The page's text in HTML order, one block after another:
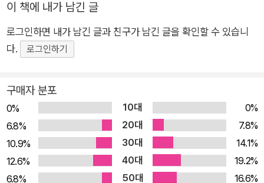
새를 철학적 관점으로 이야기해나갔다면, 이번 책에서는 한 인간
이 태어나고 살아가는 가운데 어떻게 사회 안에서 주체가 되어가
는지를 미셸 푸코(Michel Foucault), 자크 라캉(Jacques Laca
나간다. 저자는 “통일된 시점이나 필연성, 전체성을 보장하는 것
은 절대로 존재하지 않음을 ‘야전과 영원’이라는 개념을 통해 이
야기하며 이 세 사람의 텍스트를 면밀하게 읽어나간다. 그리고 이
를 통해 오늘날 독자들에게 무엇보다 절실한 것은 ‘텍스트와 거리
를 둔 해석의 실천’과 ‘현실과의 상호작용’임을 제안한다. 이 세계
를 살아가는 우리의 삶에 대한 깊은 사유 텍스트 원리주의 시대에
이 책에 내가 남긴 글
로그인하면 내가 남긴 글과 친구가 남긴 글을 확인할 수 있습니
다.
로그인하기
구매자 분포
0% 10대
0%
6.8%
20대
7.8%
10.9%
30대
14.1%
12.6%
40대
19.2%
6.8%
50대
16.6%